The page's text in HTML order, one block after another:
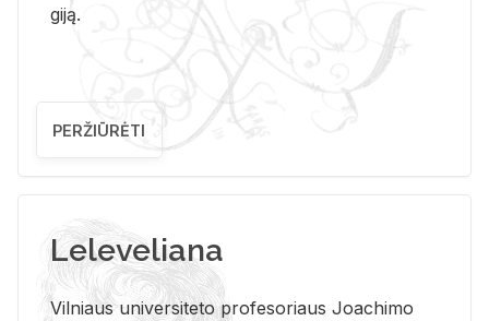
gi­ją.
PERŽIŪRĖTI
Leleveliana
Vil­niaus uni­ver­si­te­to pro­fe­so­riaus Jo­a­chi­mo